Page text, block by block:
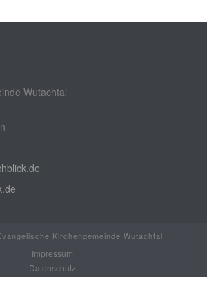
Wutachtal
Kirchengemeinde Wutachtal
Impressum
Datenschutz